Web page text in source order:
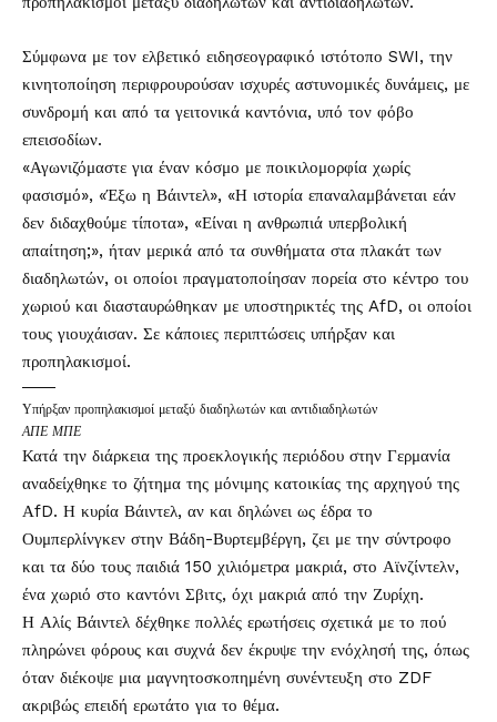
Σύμφωνα με τον ελβετικό ειδησεογραφικό ιστότοπο SWI, την
κινητοποίηση περιφρουρούσαν ισχυρές αστυνομικές δυνάμεις, με
συνδρομή και από τα γειτονικά καντόνια, υπό τον φόβο
επεισοδίων.
«Αγωνιζόμαστε για έναν κόσμο με ποικιλομορφία χωρίς
φασισμό», «Έξω η Βάιντελ», «Η ιστορία επαναλαμβάνεται εάν
δεν διδαχθούμε τίποτα», «Είναι η ανθρωπιά υπερβολική
απαίτηση;», ήταν μερικά από τα συνθήματα στα πλακάτ των
διαδηλωτών, οι οποίοι πραγματοποίησαν πορεία στο κέντρο του
χωριού και διασταυρώθηκαν με υποστηρικτές της AfD, οι οποίοι
τους γιουχάισαν. Σε κάποιες περιπτώσεις υπήρξαν και
προπηλακισμοί.
Υπήρξαν προπηλακισμοί μεταξύ διαδηλωτών και αντιδιαδηλωτών
ΑΠΕ ΜΠΕ
Κατά την διάρκεια της προεκλογικής περιόδου στην Γερμανία
αναδείχθηκε το ζήτημα της μόνιμης κατοικίας της αρχηγού της
ΑfD. Η κυρία Βάιντελ, αν και δηλώνει ως έδρα το
Ουμπερλίνγκεν στην Βάδη-Βυρτεμβέργη, ζει με την σύντροφο
και τα δύο τους παιδιά 150 χιλιόμετρα μακριά, στο Αϊνζίντελν,
ένα χωριό στο καντόνι Σβιτς, όχι μακριά από την Ζυρίχη.
Η Αλίς Βάιντελ δέχθηκε πολλές ερωτήσεις σχετικά με το πού
πληρώνει φόρους και συχνά δεν έκρυψε την ενόχλησή της, όπως
όταν διέκοψε μια μαγνητοσκοπημένη συνέντευξη στο ZDF
ακριβώς επειδή ερωτάτο για το θέμα.